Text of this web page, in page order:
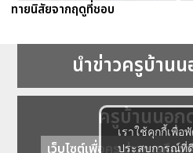
เราใช้คุกกี้เพื่
ประสบการณ์ที่
ทายนิสัยจากฤดูที่ชอบ
นำข่าวครูบ้าน
ครูบ้านนอ